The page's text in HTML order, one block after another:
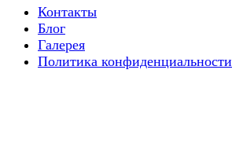
Контакты
Блог
Галерея
Политика конфиденциальности